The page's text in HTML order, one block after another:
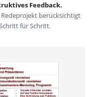
Feedback.
berücksichtigt
für Schritt.